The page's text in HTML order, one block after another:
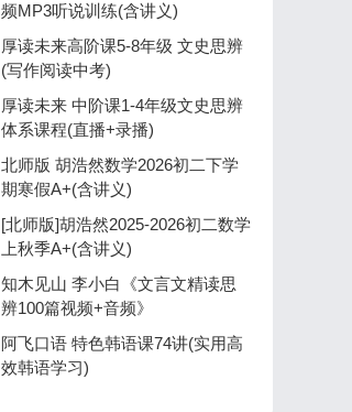
频MP3听说训练(含讲义)
厚读未来高阶课5-8年级 文史思辨
(写作阅读中考)
厚读未来 中阶课1-4年级文史思辨
体系课程(直播+录播)
北师版 胡浩然数学2026初二下学
期寒假A+(含讲义)
[北师版]胡浩然2025-2026初二数学
上秋季A+(含讲义)
知木见山 李小白《文言文精读思
辨100篇视频+音频》
阿飞口语 特色韩语课74讲(实用高
效韩语学习)